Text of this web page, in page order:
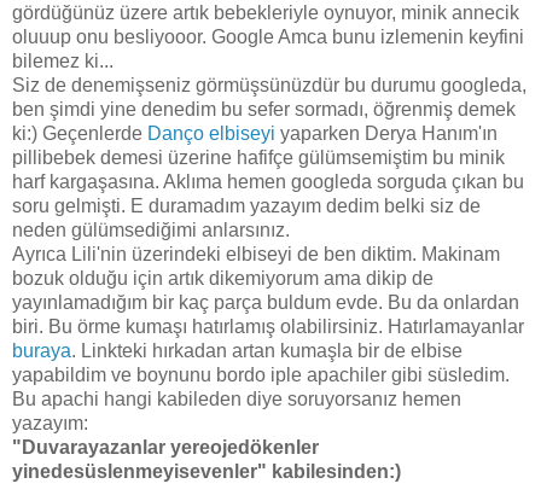
gördüğünüz üzere artık bebekleriyle oynuyor, minik annecik
oluuup onu besliyooor. Google Amca bunu izlemenin keyfini
bilemez ki...
Siz de denemişseniz görmüşsünüzdür bu durumu googleda,
ben şimdi yine denedim bu sefer sormadı, öğrenmiş demek
ki:) Geçenlerde Danço elbiseyi yaparken Derya Hanım'ın
pillibebek demesi üzerine hafifçe gülümsemiştim bu minik
harf kargaşasına. Aklıma hemen googleda sorguda çıkan bu
soru gelmişti. E duramadım yazayım dedim belki siz de
neden gülümsediğimi anlarsınız.
Ayrıca Lili'nin üzerindeki elbiseyi de ben diktim. Makinam
bozuk olduğu için artık dikemiyorum ama dikip de
yayınlamadığım bir kaç parça buldum evde. Bu da onlardan
biri. Bu örme kumaşı hatırlamış olabilirsiniz. Hatırlamayanlar
buraya. Linkteki hırkadan artan kumaşla bir de elbise
yapabildim ve boynunu bordo iple apachiler gibi süsledim.
Bu apachi hangi kabileden diye soruyorsanız hemen
yazayım:
"Duvarayazanlar yereojedökenler
yinedesüslenmeyisevenler" kabilesinden:)